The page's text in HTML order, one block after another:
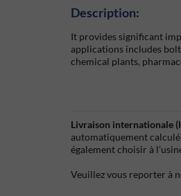
Description:
It provides significant
applications includes
chemical plants,
Livraison internationale
automatiquement calculé
également choisir à
Veuillez vous reporter à